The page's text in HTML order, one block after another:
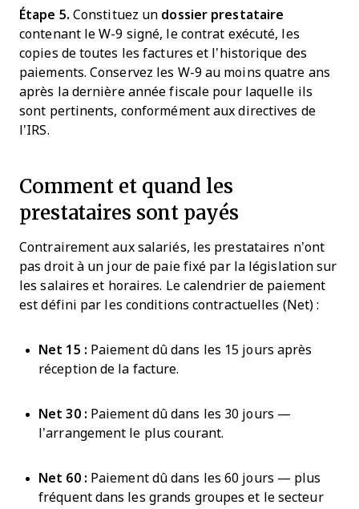
Étape 5. Constituez un dossier prestataire
contenant le W-9 signé, le contrat exécuté, les
copies de toutes les factures et l’historique des
paiements. Conservez les W-9 au moins quatre ans
après la dernière année fiscale pour laquelle ils
sont pertinents, conformément aux directives de
l’IRS.
Comment et quand les
prestataires sont payés
Contrairement aux salariés, les prestataires n’ont
pas droit à un jour de paie fixé par la législation sur
les salaires et horaires. Le calendrier de paiement
est défini par les conditions contractuelles (Net) :
Net 15 : Paiement dû dans les 15 jours après
réception de la facture.
Net 30 : Paiement dû dans les 30 jours —
l’arrangement le plus courant.
Net 60 : Paiement dû dans les 60 jours — plus
fréquent dans les grands groupes et le secteur